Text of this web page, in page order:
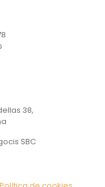
38,
SBC